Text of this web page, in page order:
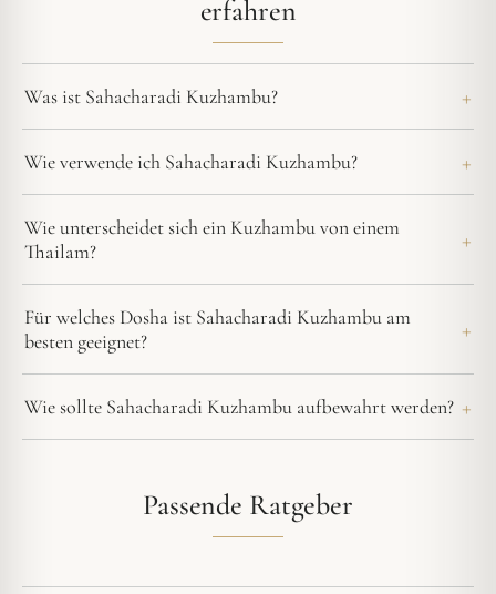
erfahren
Was ist Sahacharadi Kuzhambu?
Wie verwende ich Sahacharadi Kuzhambu?
Wie unterscheidet sich ein Kuzhambu von einem
Thailam?
Für welches Dosha ist Sahacharadi Kuzhambu am
besten geeignet?
Wie sollte Sahacharadi Kuzhambu aufbewahrt werden?
Passende Ratgeber